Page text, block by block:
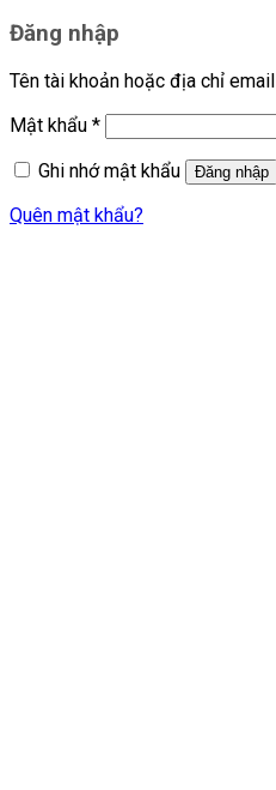
Đăng nhập
Tên tài khoản hoặc địa chỉ email
Mật khẩu *
Ghi nhớ mật khẩu
Đăng nhập
Quên mật khẩu?